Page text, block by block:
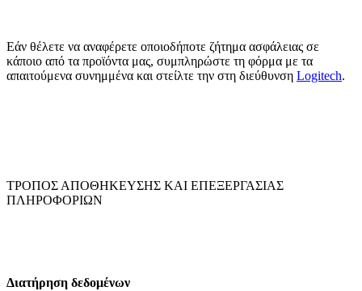
Εάν θέλετε να αναφέρετε οποιοδήποτε ζήτημα ασφάλειας σε
κάποιο από τα προϊόντα μας, συμπληρώστε τη φόρμα με τα
απαιτούμενα συνημμένα και στείλτε την στη διεύθυνση Logitech.
ΤΡΟΠΟΣ ΑΠΟΘΗΚΕΥΣΗΣ ΚΑΙ ΕΠΕΞΕΡΓΑΣΙΑΣ
ΠΛΗΡΟΦΟΡΙΩΝ
Διατήρηση δεδομένων